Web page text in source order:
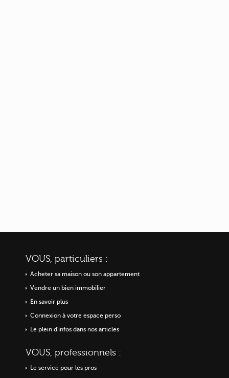
VOUS, particuliers :
Acheter sa maison ou son appartement
Vendre un bien immobilier
En savoir plus
Connexion à votre espace perso
Le plein d'infos dans nos articles
VOUS, professionnels :
Le service pour les pros